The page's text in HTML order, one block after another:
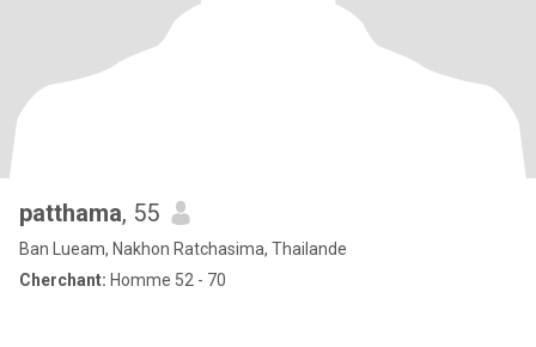
patthama, 55
Ban Lueam, Nakhon Ratchasima, Thailande
Cherchant: Homme 52 - 70